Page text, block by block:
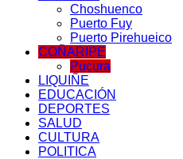
Choshuenco
Puerto Fuy
Puerto Pirehueico
COÑARIPE
Pucura
LIQUIÑE
EDUCACIÓN
DEPORTES
SALUD
CULTURA
POLITICA